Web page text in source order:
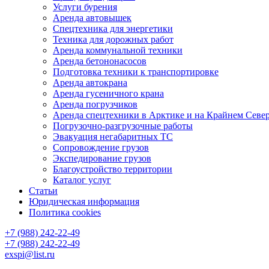
Услуги бурения
Аренда автовышек
Спецтехника для энергетики
Техника для дорожных работ
Аренда коммунальной техники
Аренда бетононасосов
Подготовка техники к транспортировке
Аренда автокрана
Аренда гусеничного крана
Аренда погрузчиков
Аренда спецтехники в Арктике и на Крайнем
Погрузочно-разгрузочные работы
Эвакуация негабаритных ТС
Сопровождение грузов
Экспедирование грузов
Благоустройство территории
Каталог услуг
Статьи
Юридическая информация
Политика cookies
+7 (988) 242-22-49
+7 (988) 242-22-49
exspi@list.ru